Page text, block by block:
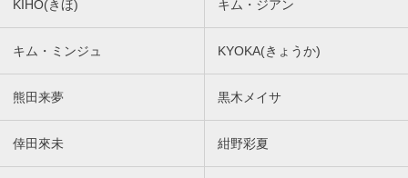
KIHO(きほ) キム・ジアン
キム・ミンジュ KYOKA(きょうか)
熊田来夢 黒木メイサ
倖田來未 紺野彩夏